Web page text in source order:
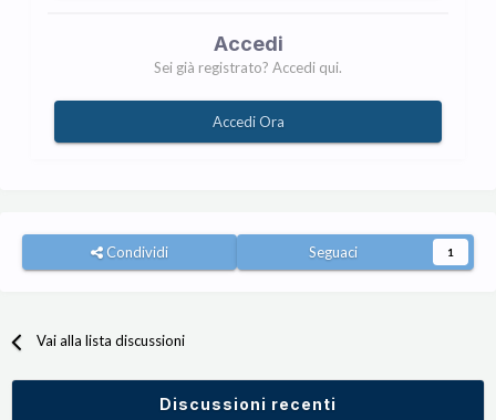
Accedi
Sei già registrato? Accedi qui.
Accedi Ora
Condividi Seguaci 1
Vai alla lista discussioni
Discussioni recenti